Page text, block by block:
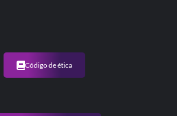
Código de ética